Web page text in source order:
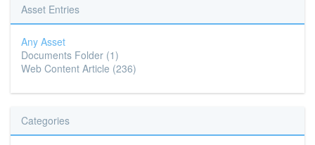
Asset Entries
Any Asset
Documents Folder (1)
Web Content Article (236)
Categories